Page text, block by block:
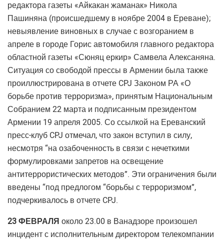
редактора газеты «Айкакан жаманак» Никола
Пашиняна (происшедшему в ноябре 2004 в Ереване);
невыявление виновных в случае с возгоранием в
апреле в городе Горис автомобиля главного редактора
областной газеты «Сюняц еркир» Самвела Алексаняна.
Ситуация со свободой прессы в Армении была также
проиллюстрирована в отчете CPJ Законом РА «О
борьбе против терроризма», принятым Национальным
Собранием 22 марта и подписанным президентом
Армении 19 апреля 2005. Со ссылкой на Ереванский
пресс-клуб CPJ отмечал, что закон вступил в силу,
несмотря “на озабоченность в связи с нечеткими
формулировками запретов на освещение
антитеррористических методов”. Эти ограничения были
введены “под предлогом “борьбы с терроризмом”,
подчеркивалось в отчете CPJ.
23 ФЕВРАЛЯ около 23.00 в Ванадзоре произошел
инцидент с исполнительным директором телекомпании